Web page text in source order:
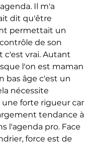
Il m'a
dit qu'être
permettait un
de son
c'est vrai. Autant
l'on est maman
bas âge c'est un
nécessite
forte rigueur car
tendance à
l'agenda pro. Face
force est de